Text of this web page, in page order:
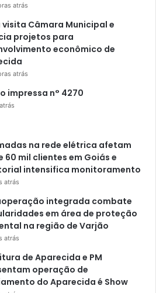
atrás
visita Câmara Municipal e
projetos para
econômico de
atrás
impressa n° 4270
na rede elétrica afetam
60 mil clientes em Goiás e
intensifica monitoramento
atrás
integrada combate
em área de proteção
na região de Varjão
atrás
de Aparecida e PM
operação de
do Aparecida é Show